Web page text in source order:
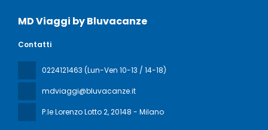
MD Viaggi by Bluvacanze
Contatti
0224121463 (Lun-Ven 10-13 / 14-18)
mdviaggi@bluvacanze.it
P.le Lorenzo Lotto 2, 20148 - Milano